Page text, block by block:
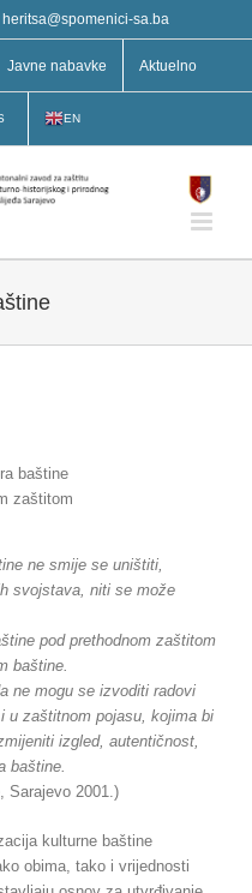
heritsa@spomenici-sa.ba
Javne nabavke Aktuelno
EN
baštine
zaštitom
ne smije se uništiti,
svojstava, niti se može
pod prethodnom zaštitom
baštine.
ne mogu se izvoditi radovi
u zaštitnom pojasu, kojima bi
izgled, autentičnost,
baštine.
Sarajevo 2001.)
kulturne baštine
obima, tako i vrijednosti